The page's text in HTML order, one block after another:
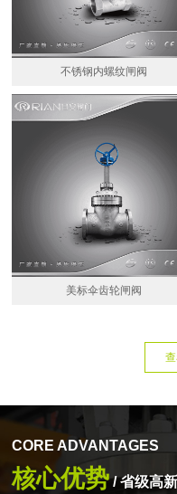
不锈钢内螺纹闸阀
美标伞齿轮闸阀
CORE ADVANTAGES
核心优势 / 省级高